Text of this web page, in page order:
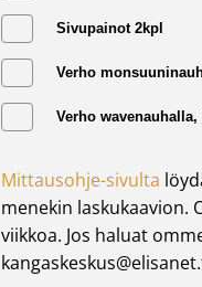
Sivupainot 2kpl
Verho
Verho wavenauhalla,
Mittausohje-sivulta
menekin laskukaavion.
viikkoa. Jos haluat